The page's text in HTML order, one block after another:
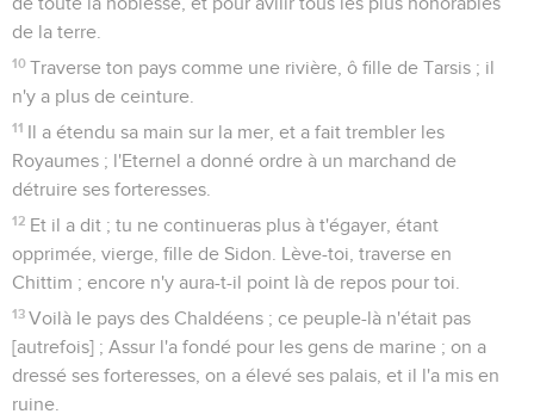
de la terre.
10 Traverse ton pays comme une rivière, ô fille de Tarsis ; il
n'y a plus de ceinture.
11 Il a étendu sa main sur la mer, et a fait trembler les
Royaumes ; l'Eternel a donné ordre à un marchand de
détruire ses forteresses.
12 Et il a dit ; tu ne continueras plus à t'égayer, étant
opprimée, vierge, fille de Sidon. Lève-toi, traverse en
Chittim ; encore n'y aura-t-il point là de repos pour toi.
13 Voilà le pays des Chaldéens ; ce peuple-là n'était pas
[autrefois] ; Assur l'a fondé pour les gens de marine ; on a
dressé ses forteresses, on a élevé ses palais, et il l'a mis en
ruine.